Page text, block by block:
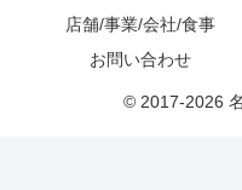
店舗/事業/会社/食事
お問い合わせ
© 2017-2026